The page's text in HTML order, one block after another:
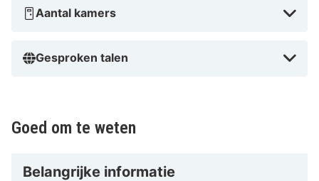
Aantal kamers
Gesproken talen
Goed om te weten
Belangrijke informatie